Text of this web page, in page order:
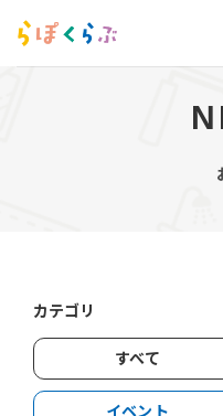
to
content
カテゴリ
すべて
イベント